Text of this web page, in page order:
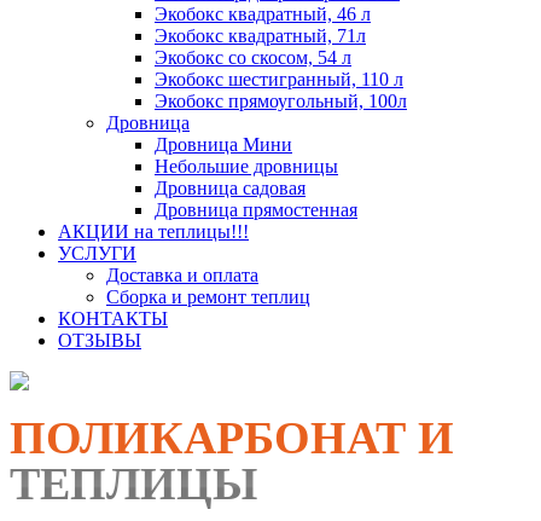
Экобокс квадратный, 46 л
Экобокс квадратный, 71л
Экобокс со скосом, 54 л
Экобокс шестигранный, 110 л
Экобокс прямоугольный, 100л
Дровница
Дровница Мини
Небольшие дровницы
Дровница садовая
Дровница прямостенная
АКЦИИ на теплицы!!!
УСЛУГИ
Доставка и оплата
Сборка и ремонт теплиц
КОНТАКТЫ
ОТЗЫВЫ
ПОЛИКАРБОНАТ И
ТЕПЛИЦЫ